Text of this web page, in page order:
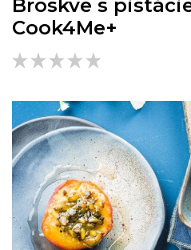
Broskve s
Cook4Me+